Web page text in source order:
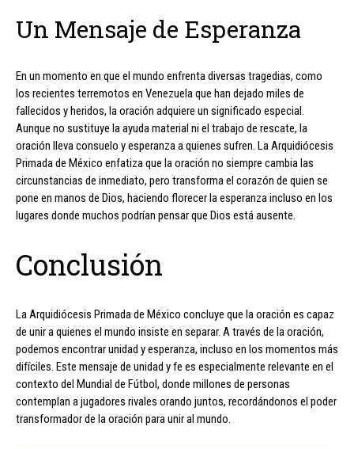
Un Mensaje de Esperanza
En un momento en que el mundo enfrenta diversas tragedias, como
los recientes terremotos en Venezuela que han dejado miles de
fallecidos y heridos, la oración adquiere un significado especial.
Aunque no sustituye la ayuda material ni el trabajo de rescate, la
oración lleva consuelo y esperanza a quienes sufren. La Arquidiócesis
Primada de México enfatiza que la oración no siempre cambia las
circunstancias de inmediato, pero transforma el corazón de quien se
pone en manos de Dios, haciendo florecer la esperanza incluso en los
lugares donde muchos podrían pensar que Dios está ausente.
Conclusión
La Arquidiócesis Primada de México concluye que la oración es capaz
de unir a quienes el mundo insiste en separar. A través de la oración,
podemos encontrar unidad y esperanza, incluso en los momentos más
difíciles. Este mensaje de unidad y fe es especialmente relevante en el
contexto del Mundial de Fútbol, donde millones de personas
contemplan a jugadores rivales orando juntos, recordándonos el poder
transformador de la oración para unir al mundo.